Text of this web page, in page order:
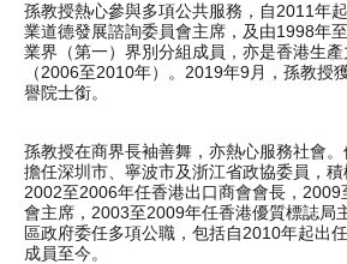
孫教授熱心參與多項公共服務，自2011年
業道德發展諮詢委員會主席，及由1998年
業界（第一）界別分組成員，亦是香港生
（2006至2010年）。2019年9月，孫教授
譽院士銜。
孫教授在商界長袖善舞，亦熱心服務社會
擔任深圳市、寧波市及浙江省政協委員，
2002至2006年任香港出口商會會長，
會主席，2003至2009年任香港優質標誌局
區政府委任多項公職，包括自2010年起出
成員至今。